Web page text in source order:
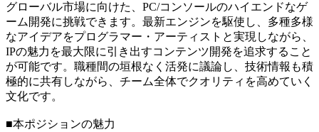
グローバル市場に向けた、PC/コンソールのハイエンドなゲ
ーム開発に挑戦できます。最新エンジンを駆使し、多種多様
なアイデアをプログラマー・アーティストと実現しながら、
IPの魅力を最大限に引き出すコンテンツ開発を追求すること
が可能です。職種間の垣根なく活発に議論し、技術情報も積
極的に共有しながら、チーム全体でクオリティを高めていく
文化です。
■本ポジションの魅力